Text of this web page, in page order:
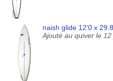
naish glide 12'0 x
Ajouté au quiver le